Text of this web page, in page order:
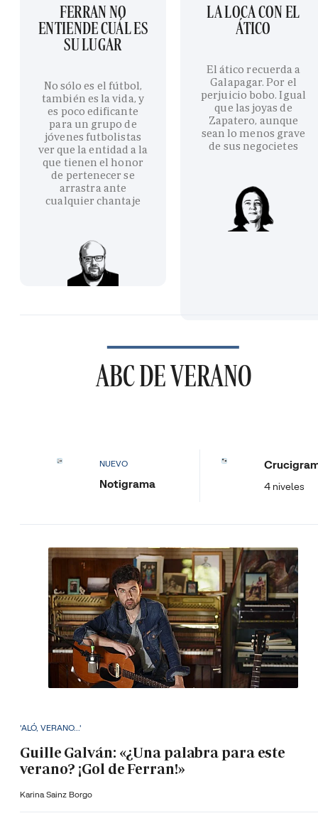
FERRAN NO
ENTIENDE CUÁL ES
SU LUGAR
No sólo es el fútbol,
también es la vida, y
es poco edificante
para un grupo de
jóvenes futbolistas
ver que la entidad a la
que tienen el honor
de pertenecer se
arrastra ante
cualquier chantaje
LA LOCA CON EL
ÁTICO
El ático recuerda a
Galapagar. Por el
perjuicio bobo. Igual
que las joyas de
Zapatero, aunque
sean lo menos grave
de sus negocietes
ABC DE VERANO
NUEVO
Notigrama 4 niveles
'ALÓ, VERANO...'
Guille Galván: «¿Una palabra para este
verano? ¡Gol de Ferran!»
Karina Sainz Borgo